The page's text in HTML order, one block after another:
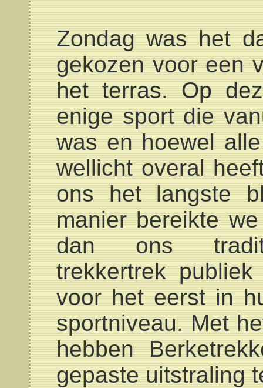
Zondag was het
gekozen voor een
het terras. Op
enige sport die
was en hoewel
wellicht overal
ons het langste
manier bereikte
dan ons
trekkertrek
voor het eerst in
sportniveau. Met
hebben
gepaste uitstraling